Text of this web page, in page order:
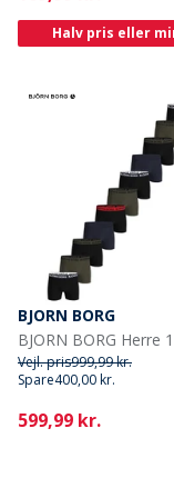
Halv pris eller
BJORN BORG
Vejl. pris999,99 kr.
Spare400,00 kr.
Current
599,99 kr.